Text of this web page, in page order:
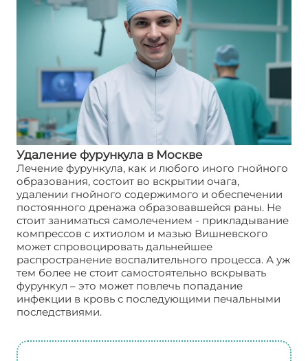
Удаление фурункула в Москве
Лечение фурункула, как и любого иного гнойного
образования, состоит во вскрытии очага,
удалении гнойного содержимого и обеспечении
постоянного дренажа образовавшейся раны. Не
стоит заниматься самолечением - прикладывание
компрессов с ихтиолом и мазью Вишневского
может спровоцировать дальнейшее
распространение воспалительного процесса. А уж
тем более не стоит самостоятельно вскрывать
фурункул – это может повлечь попадание
инфекции в кровь с последующими печальными
последствиями.